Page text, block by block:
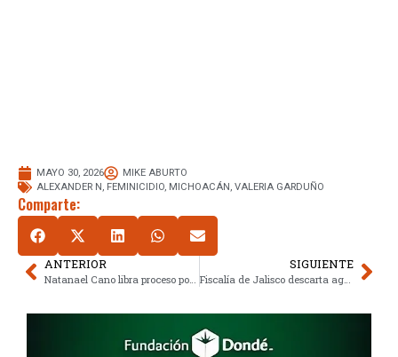
MAYO 30, 2026
MIKE ABURTO
ALEXANDER N , FEMINICIDIO, MICHOACÁN , VALERIA GARDUÑO
Comparte:
ANTERIOR
Natanael Cano libra proceso por vehículo robado vinculado a sus placas
SIGUIENTE
Fiscalía de Jalisco descarta agresor serial de mujeres en Puerto Vallarta